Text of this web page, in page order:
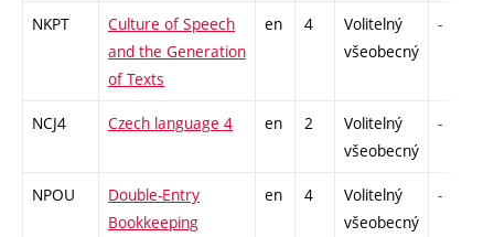
NKPT
Culture of Speech
and the Generation
of Texts
en 4
Volitelný
všeobecný
-
NCJ4 Czech language 4 en 2
Volitelný
všeobecný
-
NPOU
Double-Entry
Bookkeeping
en 4
Volitelný
všeobecný
-